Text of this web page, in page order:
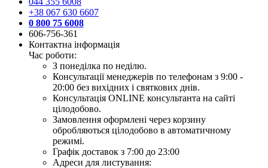
+38 067 630 6607
0 800 75 6008
606-756-361
Контактна інформація
Час роботи:
З понеділка по неділю.
Консультації менеджерів по телефонам з 9:00 -
20:00 без вихідних і святкових днів.
Консультація ONLINE консультанта на сайті
цілодобово.
Замовлення оформлені через корзину
обробляються цілодобово в автоматичному
режимі.
Графік доставок з 7:00 до 23:00
Адреси для листування: